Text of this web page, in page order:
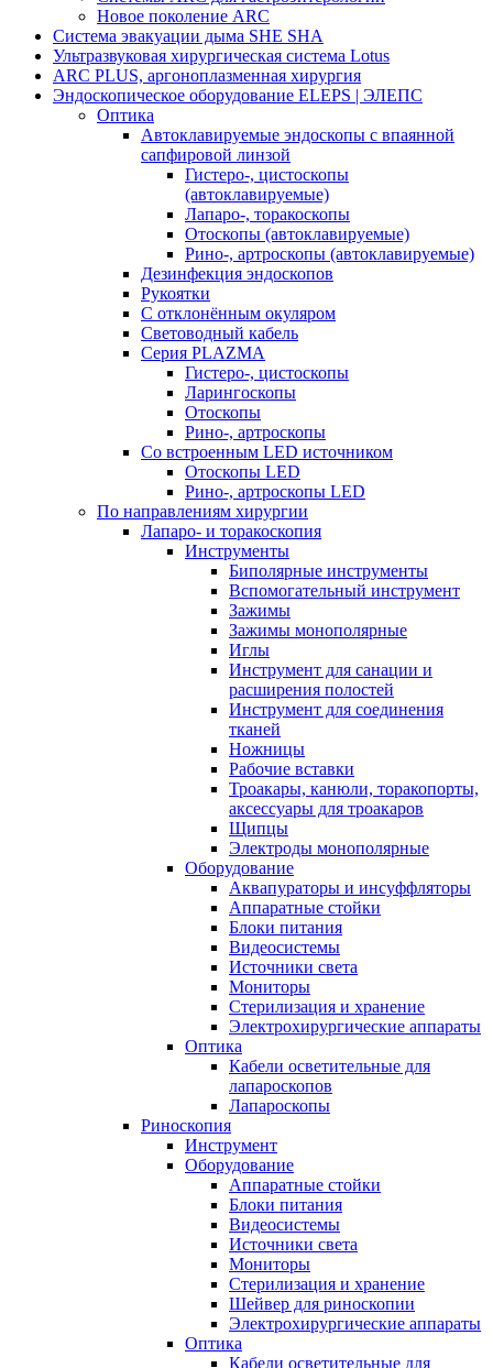
Новое поколение ARC
Система эвакуации дыма SHE SHA
Ультразвуковая хирургическая система Lotus
ARC PLUS, аргоноплазменная хирургия
Эндоскопическое оборудование ELEPS | ЭЛЕПС
Оптика
Автоклавируемые эндоскопы с впаянной
сапфировой линзой
Гистеро-, цистоскопы
(автоклавируемые)
Лапаро-, торакоскопы
Отоскопы (автоклавируемые)
Рино-, артроскопы (автоклавируемые)
Дезинфекция эндоскопов
Рукоятки
С отклонённым окуляром
Световодный кабель
Серия PLAZMA
Гистеро-, цистоскопы
Ларингоскопы
Отоскопы
Рино-, артроскопы
Со встроенным LED источником
Отоскопы LED
Рино-, артроскопы LED
По направлениям хирургии
Лапаро- и торакоскопия
Инструменты
Биполярные инструменты
Вспомогательный инструмент
Зажимы
Зажимы монополярные
Иглы
Инструмент для санации и
расширения полостей
Инструмент для соединения
тканей
Ножницы
Рабочие вставки
Троакары, канюли, торакопорты,
аксессуары для троакаров
Щипцы
Электроды монополярные
Оборудование
Аквапураторы и инсуффляторы
Аппаратные стойки
Блоки питания
Видеосистемы
Источники света
Мониторы
Стерилизация и хранение
Электрохирургические аппараты
Оптика
Кабели осветительные для
лапароскопов
Лапароскопы
Риноскопия
Инструмент
Оборудование
Аппаратные стойки
Блоки питания
Видеосистемы
Источники света
Мониторы
Стерилизация и хранение
Шейвер для риноскопии
Электрохирургические аппараты
Оптика
Кабели осветительные для